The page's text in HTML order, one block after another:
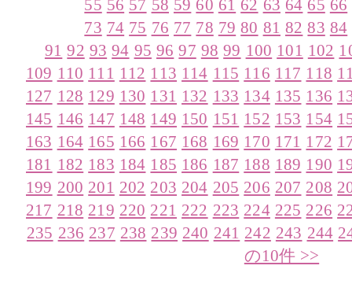
55 56 57 58 59 60 61 62 63 64 65 66
73 74 75 76 77 78 79 80 81 82 83 84
91 92 93 94 95 96 97 98 99 100 101 102
109 110 111 112 113 114 115 116 117 118
127 128 129 130 131 132 133 134 135 136
145 146 147 148 149 150 151 152 153 154
163 164 165 166 167 168 169 170 171 172
181 182 183 184 185 186 187 188 189 190
199 200 201 202 203 204 205 206 207 208
217 218 219 220 221 222 223 224 225 226
235 236 237 238 239 240 241 242 243 244
の10件 >>